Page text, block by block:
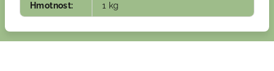
Hmotnost: 1 kg